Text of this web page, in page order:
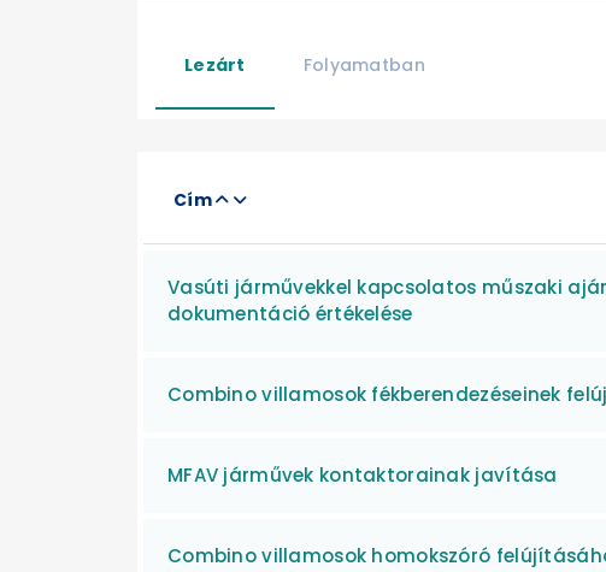
Lezárt Folyamatban
Cím
Vasúti járművekkel kapcsolatos műszaki
dokumentáció értékelése
Combino villamosok fékberendezéseinek
MFAV járművek kontaktorainak javítása
Combino villamosok homokszóró